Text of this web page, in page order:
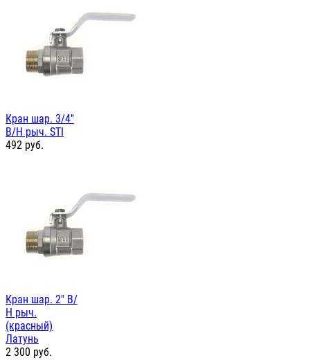
Кран шар. 3/4"
В/Н рыч. STI
492 руб.
Кран шар. 2" В/
Н рыч.
(красный)
Латунь
2 300 руб.